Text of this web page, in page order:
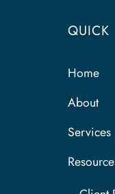
QUICK
Home
About
Services